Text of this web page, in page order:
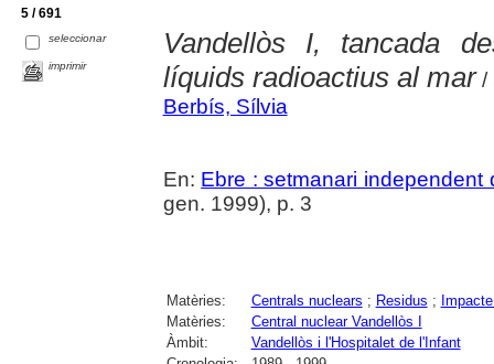
5 / 691
seleccionar
imprimir
Vandellòs I, tancada
líquids radioactius al mar/
Berbís, Sílvia
En: Ebre : setmanari independent
gen. 1999), p. 3
Matèries: Centrals nuclears ; Residus ;
Matèries:
Central nuclear Vandellòs I
Àmbit:
Vandellòs i l'Hospitalet de l'Infant